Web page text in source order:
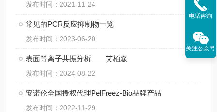
发布时间：2021-11-24
常见的PCR反应抑制物一览
发布时间：2023-06-20
表面等离子共振分析——艾柏森
发布时间：2024-08-22
安诺伦全国授权代理PelFreez-Bio品牌产品
发布时间：2022-11-29
电话咨询
关注公众号